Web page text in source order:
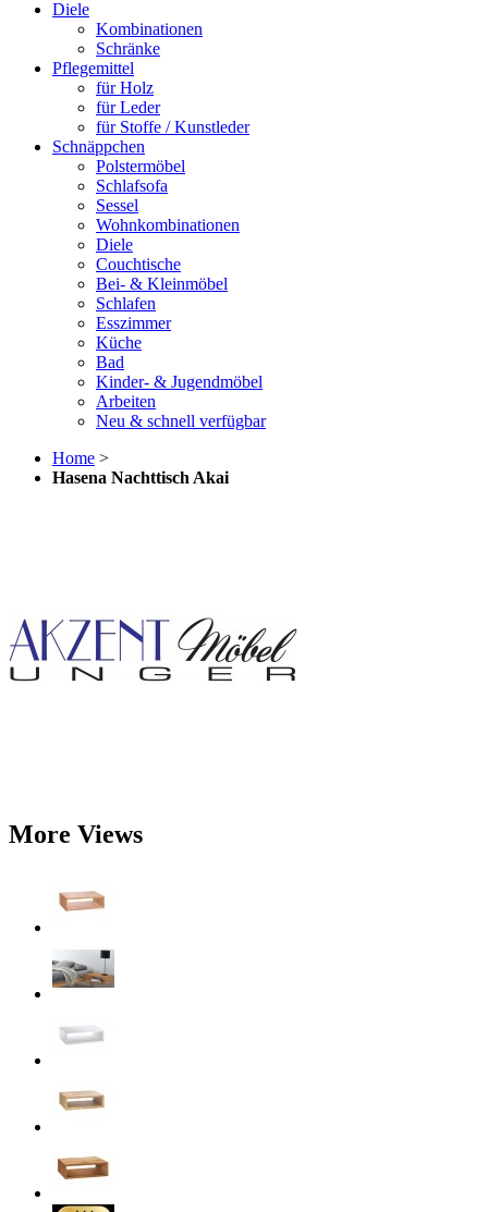
Diele
Kombinationen
Schränke
Pflegemittel
für Holz
für Leder
für Stoffe / Kunstleder
Schnäppchen
Polstermöbel
Schlafsofa
Sessel
Wohnkombinationen
Diele
Couchtische
Bei- & Kleinmöbel
Schlafen
Esszimmer
Küche
Bad
Kinder- & Jugendmöbel
Arbeiten
Neu & schnell verfügbar
Home >
Hasena Nachttisch Akai
More Views